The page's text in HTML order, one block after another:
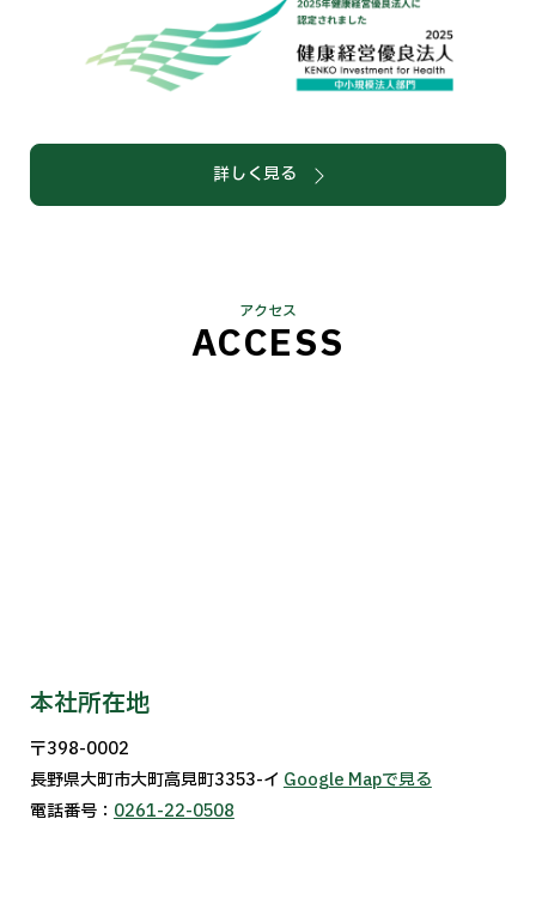
詳しく見る
アクセス
ACCESS
本社所在地
〒398-0002
長野県大町市大町高見町3353-イ Google Mapで見る
電話番号： 0261-22-0508